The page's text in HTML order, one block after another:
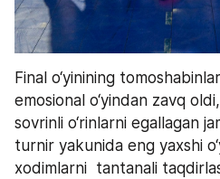
Final o‘yinining
emosional o‘yindan zavq
sovrinli o‘rinlarni egallagan
turnir yakunida eng yaxshi
xodimlarni  tantanali